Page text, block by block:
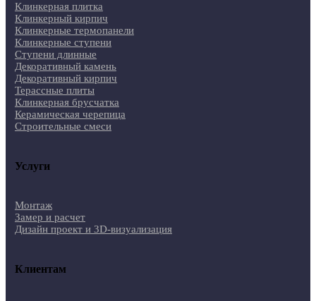
Клинкерная плитка
Клинкерный кирпич
Клинкерные термопанели
Клинкерные ступени
Ступени длинные
Декоративный камень
Декоративный кирпич
Терассные плиты
Клинкерная брусчатка
Керамическая черепица
Строительные смеси
Услуги
Монтаж
Замер и расчет
Дизайн проект и 3D-визуализация
Клиентам